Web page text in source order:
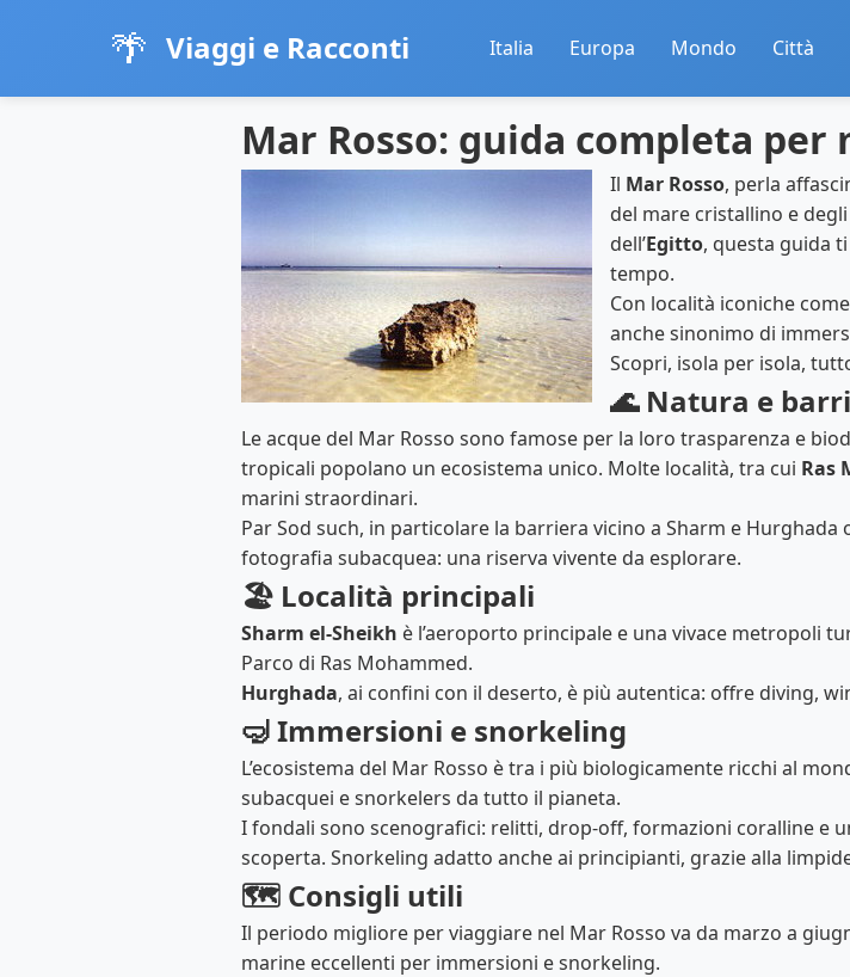
🌴 Viaggi e Racconti Italia Europa Mondo Città
Mar Rosso: guida completa
Il Mar Rosso, perla
del mare cristallino e
dell’Egitto, questa guida
tempo.
Con località iconiche come
anche sinonimo di
Scopri, isola per isola,
🌊 Natura e
Le acque del Mar Rosso sono famose per la loro trasparenza e
tropicali popolano un ecosistema unico. Molte località, tra cui Ras
marini straordinari.
Par Sod such, in particolare la barriera vicino a Sharm e
fotografia subacquea: una riserva vivente da esplorare.
🏖️ Località principali
Sharm el‑Sheikh è l’aeroporto principale e una vivace metropoli
Parco di Ras Mohammed.
Hurghada, ai confini con il deserto, è più autentica: offre diving,
🤿 Immersioni e snorkeling
L’ecosistema del Mar Rosso è tra i più biologicamente ricchi al
subacquei e snorkelers da tutto il pianeta.
I fondali sono scenografici: relitti, drop-off, formazioni coralline e
scoperta. Snorkeling adatto anche ai principianti, grazie alla
🗺️ Consigli utili
Il periodo migliore per viaggiare nel Mar Rosso va da marzo a
marine eccellenti per immersioni e snorkeling.